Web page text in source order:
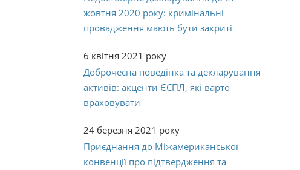
жовтня 2020 року: кримінальні
провадження мають бути закриті
6 квітня 2021 року
Доброчесна поведінка та декларування
активів: акценти ЄСПЛ, які варто
враховувати
24 березня 2021 року
Приєднання до Міжамериканської
конвенції про підтвердження та